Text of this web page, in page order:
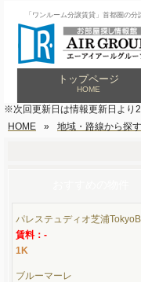
「ワンルーム分譲賃貸」首都圏の
トップページ
HOME
※次回更新日は情報更新日より
HOME
» 地域・路線から探す
パレステュディオ芝浦
賃料：-
1K
ブルーマーレ